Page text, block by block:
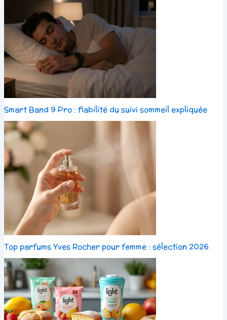
Smart Band 9 Pro : fiabilité du suivi sommeil expliquée
Top parfums Yves Rocher pour femme : sélection 2026